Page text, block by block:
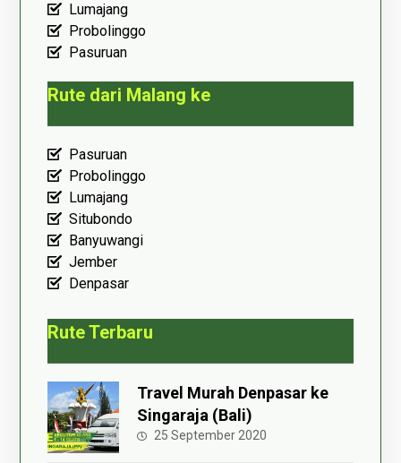
Lumajang
Probolinggo
Pasuruan
Rute dari Malang ke
Pasuruan
Probolinggo
Lumajang
Situbondo
Banyuwangi
Jember
Denpasar
Rute Terbaru
Travel Murah Denpasar ke
Singaraja (Bali)
25 September 2020